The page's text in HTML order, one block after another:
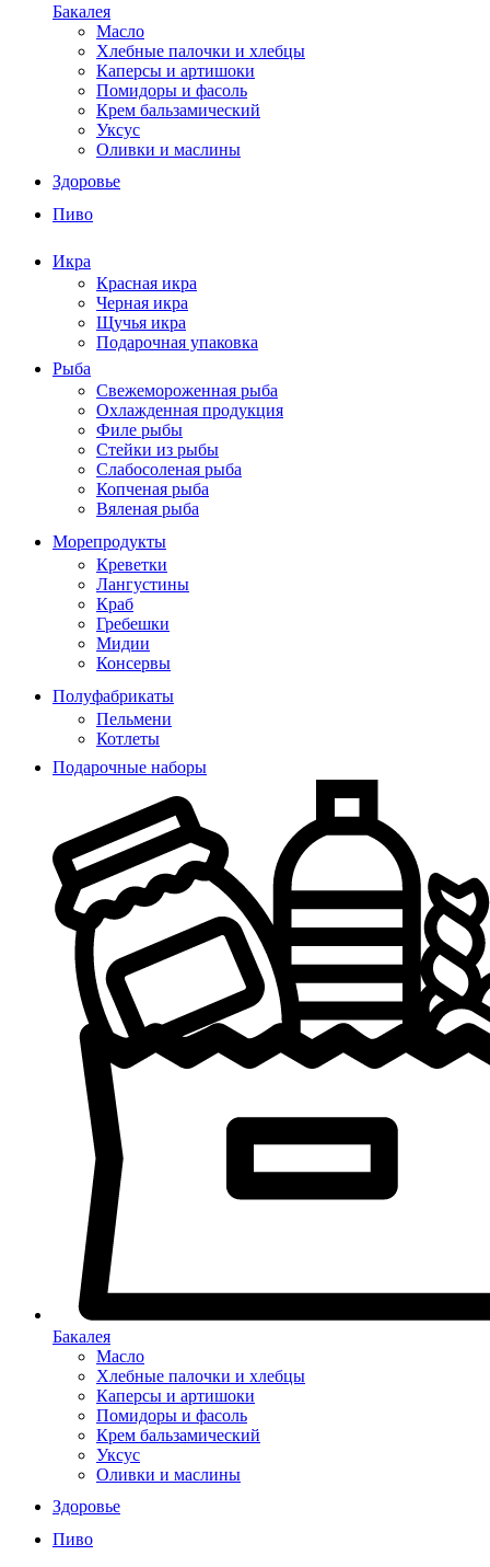
Бакалея
Масло
Хлебные палочки и хлебцы
Каперсы и артишоки
Помидоры и фасоль
Крем бальзамический
Уксус
Оливки и маслины
Здоровье
Пиво
Икра
Красная икра
Черная икра
Щучья икра
Подарочная упаковка
Рыба
Свежемороженная рыба
Охлажденная продукция
Филе рыбы
Стейки из рыбы
Слабосоленая рыба
Копченая рыба
Вяленая рыба
Морепродукты
Креветки
Лангустины
Краб
Гребешки
Мидии
Консервы
Полуфабрикаты
Пельмени
Котлеты
Подарочные наборы
Бакалея
Масло
Хлебные палочки и хлебцы
Каперсы и артишоки
Помидоры и фасоль
Крем бальзамический
Уксус
Оливки и маслины
Здоровье
Пиво